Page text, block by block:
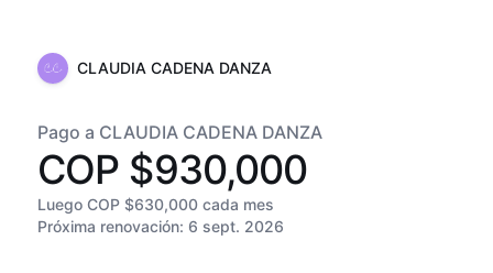
CLAUDIA CADENA DANZA
Pago a CLAUDIA CADENA DANZA
COP $930,000
Luego COP $630,000 cada mes
Próxima renovación: 6 sept. 2026